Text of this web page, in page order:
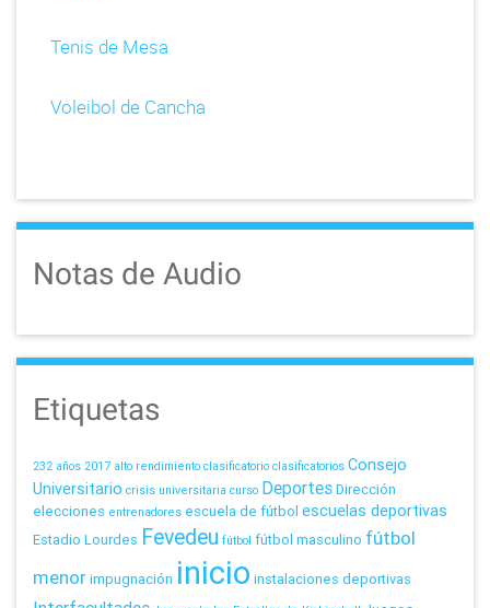
Tenis de Mesa
Voleibol de Cancha
Notas de Audio
Etiquetas
232 años 2017 alto rendimiento clasificatorio clasificatorios Consejo
Universitario crisis universitaria curso DeportesDirección
elecciones entrenadores escuela de fútbol escuelas deportivas
Estadio Lourdes Fevedeu fútbol fútbol masculino fútbol
menorimpugnación inicio instalaciones deportivas